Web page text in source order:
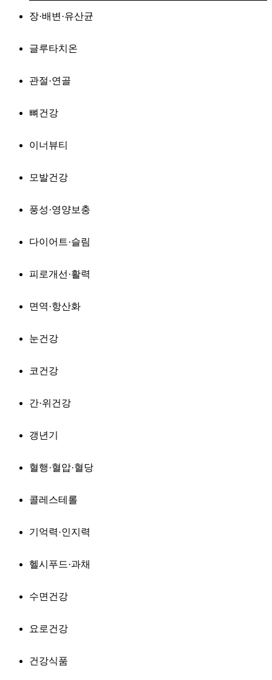
장·배변·유산균
글루타치온
관절·연골
뼈건강
이너뷰티
모발건강
풍성·영양보충
다이어트·슬림
피로개선·활력
면역·항산화
눈건강
코건강
간·위건강
갱년기
혈행·혈압·혈당
콜레스테롤
기억력·인지력
헬시푸드·과채
수면건강
요로건강
건강식품